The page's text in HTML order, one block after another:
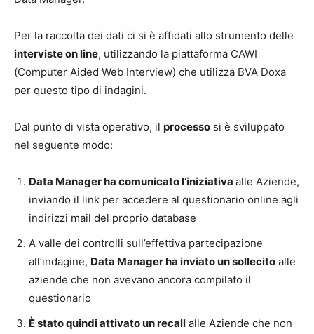
Per la raccolta dei dati ci si è affidati allo strumento delle
interviste on line, utilizzando la piattaforma CAWI
(Computer Aided Web Interview) che utilizza BVA Doxa
per questo tipo di indagini.
Dal punto di vista operativo, il processo si è sviluppato
nel seguente modo:
Data Manager ha comunicato l’iniziativa alle Aziende,
inviando il link per accedere al questionario online agli
indirizzi mail del proprio database
A valle dei controlli sull’effettiva partecipazione
all’indagine, Data Manager ha inviato un sollecito alle
aziende che non avevano ancora compilato il
questionario
È stato quindi attivato un recall alle Aziende che non